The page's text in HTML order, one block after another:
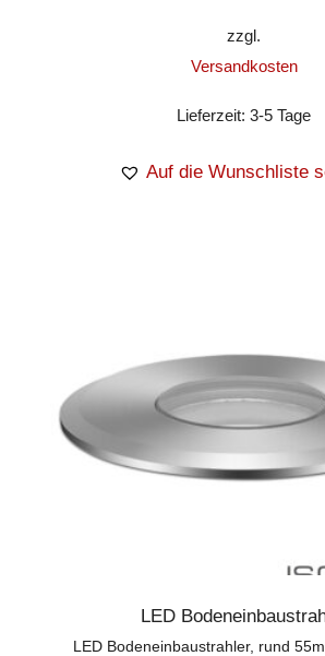
zzgl.
Versandkosten
Lieferzeit:3-5 Tage
Auf die Wunschliste
LED
LED Bodeneinbaustrahler, rund